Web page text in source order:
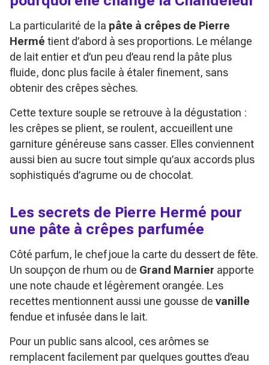
La particularité de la pâte à crêpes de Pierre
Hermé tient d’abord à ses proportions. Le mélange
de lait entier et d’un peu d’eau rend la pâte plus
fluide, donc plus facile à étaler finement, sans
obtenir des crêpes sèches.
Cette texture souple se retrouve à la dégustation :
les crêpes se plient, se roulent, accueillent une
garniture généreuse sans casser. Elles conviennent
aussi bien au sucre tout simple qu’aux accords plus
sophistiqués d’agrume ou de chocolat.
Les secrets de Pierre Hermé pour
une pâte à crêpes parfumée
Côté parfum, le chef joue la carte du dessert de fête.
Un soupçon de rhum ou de Grand Marnier apporte
une note chaude et légèrement orangée. Les
recettes mentionnent aussi une gousse de vanille
fendue et infusée dans le lait.
Pour un public sans alcool, ces arômes se
remplacent facilement par quelques gouttes d’eau